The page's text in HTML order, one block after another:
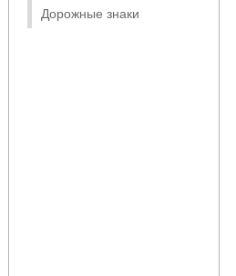
Дорожные знаки